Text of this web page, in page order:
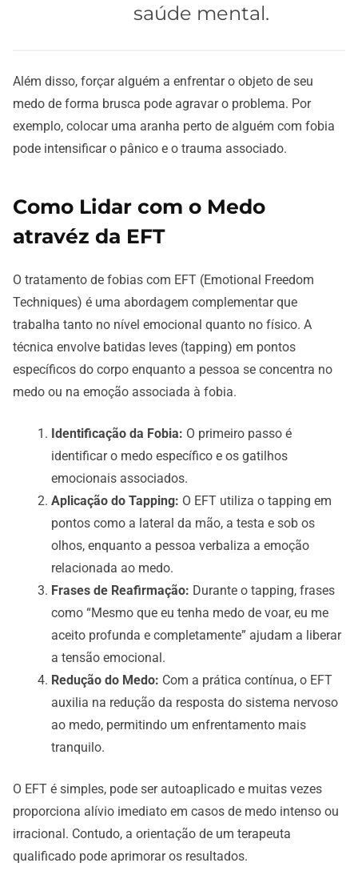
saúde mental.
Além disso, forçar alguém a enfrentar o objeto de seu
medo de forma brusca pode agravar o problema. Por
exemplo, colocar uma aranha perto de alguém com fobia
pode intensificar o pânico e o trauma associado.
Como Lidar com o Medo
atravéz da EFT
O tratamento de fobias com EFT (Emotional Freedom
Techniques) é uma abordagem complementar que
trabalha tanto no nível emocional quanto no físico. A
técnica envolve batidas leves (tapping) em pontos
específicos do corpo enquanto a pessoa se concentra no
medo ou na emoção associada à fobia.
Identificação da Fobia: O primeiro passo é
identificar o medo específico e os gatilhos
emocionais associados.
Aplicação do Tapping: O EFT utiliza o tapping em
pontos como a lateral da mão, a testa e sob os
olhos, enquanto a pessoa verbaliza a emoção
relacionada ao medo.
Frases de Reafirmação: Durante o tapping, frases
como “Mesmo que eu tenha medo de voar, eu me
aceito profunda e completamente” ajudam a liberar
a tensão emocional.
Redução do Medo: Com a prática contínua, o EFT
auxilia na redução da resposta do sistema nervoso
ao medo, permitindo um enfrentamento mais
tranquilo.
O EFT é simples, pode ser autoaplicado e muitas vezes
proporciona alívio imediato em casos de medo intenso ou
irracional. Contudo, a orientação de um terapeuta
qualificado pode aprimorar os resultados.